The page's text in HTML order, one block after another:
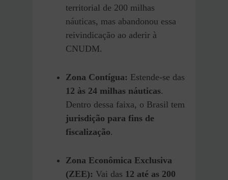
territorial de 200 milhas
náuticas, mas abandonou essa
reivindicação ao aderir à
CNUDM.
Zona Contígua: Estende-se das
12 às 24 milhas náuticas.
Dentro dessa faixa, o Brasil tem
jurisdição para fins de
fiscalização.
Zona Econômica Exclusiva
(ZEE): Vai das 12 até as 200